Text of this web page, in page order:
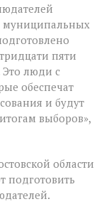
муниципальных
пяти
люди с
обеспечат
и будут
выборов»,
области
подготовить